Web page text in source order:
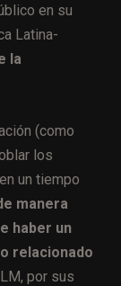
en su
Latina-
la
(como
los
un tiempo
manera
haber un
relacionado
por sus